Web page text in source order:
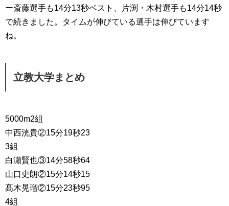
ー斎藤選手も14分13秒ベスト、片渕・木村選手も14分14秒
で続きました。タイムが伸びている選手は伸びています
ね。
立教大学まとめ
5000m2組
中西洸貴②15分19秒23
3組
白瀬賢也③14分58秒64
山口史朗②15分14秒15
髙木晃瑠②15分23秒95
4組